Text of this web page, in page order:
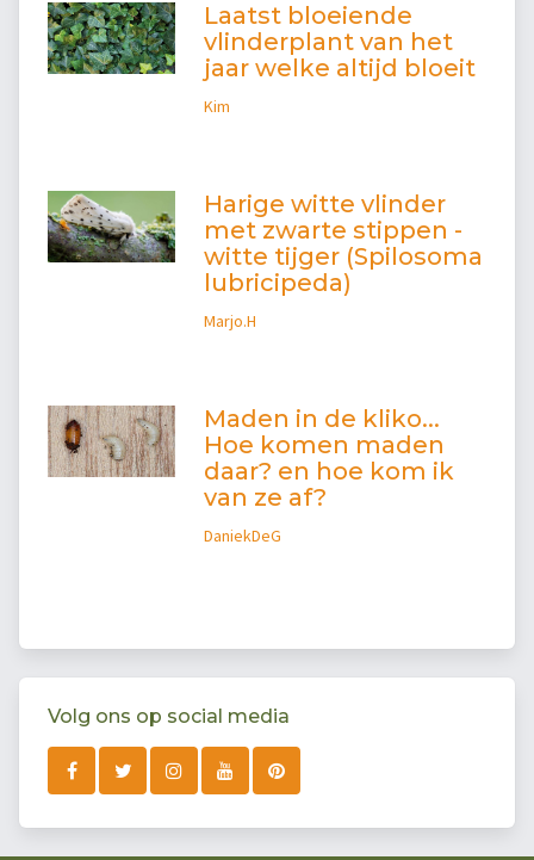
Laatst bloeiende
vlinderplant van het
jaar welke altijd bloeit
Kim
Harige witte vlinder
met zwarte stippen -
witte tijger (Spilosoma
lubricipeda)
Marjo.H
Maden in de kliko...
Hoe komen maden
daar? en hoe kom ik
van ze af?
DaniekDeG
Volg ons op social media